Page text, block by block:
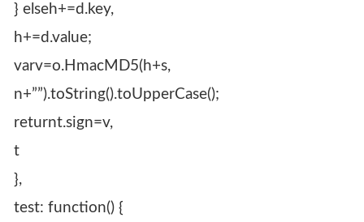
} elseh+=d.key,
h+=d.value;
varv=o.HmacMD5(h+s,
n+””).toString().toUpperCase();
returnt.sign=v,
t
},
test: function() {